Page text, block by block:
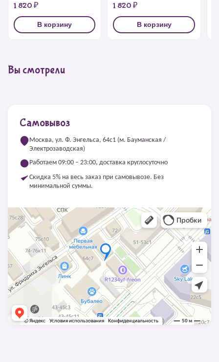
1 820 ₽
В корзину
1 820 ₽
В корзину
Вы смотрели
Самовывоз
Москва, ул. Ф. Энгельса, 64с1 (м. Бауманская /
Электрозаводская)
Работаем 09:00 – 23:00, доставка круглосуточно
Скидка 5% на весь заказ при самовывозе. Без
минимальной суммы.